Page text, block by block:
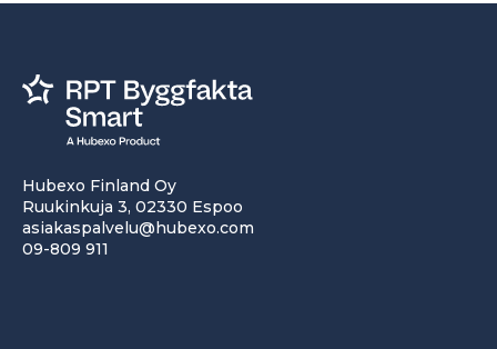
Hubexo Finland Oy
Ruukinkuja 3, 02330 Espoo
asiakaspalvelu@hubexo.com
09-809 911